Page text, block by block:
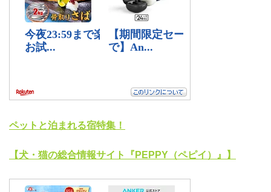
ペットと泊まれる宿特集！
【犬・猫の総合情報サイト『PEPPY（ペピイ）』】